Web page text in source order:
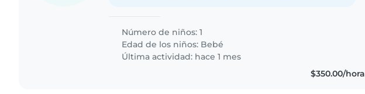
Número de niños: 1
Edad de los niños: Bebé
Última actividad: hace 1 mes
$350.00/hora